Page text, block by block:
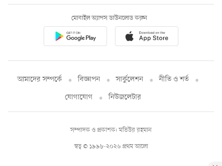
মোবাইল অ্যাপস ডাউনলোড করুন
আমাদের সম্পর্কে বিজ্ঞাপন সার্কুলেশন
নীতি ও শর্ত
যোগাযোগ
নিউজলেটার
স্বত্ব © ১৯৯৮-২০২৬ প্রথম আলো
সম্পাদক ও প্রকাশক: মতিউর রহমান